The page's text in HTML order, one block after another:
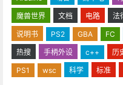
魔兽世界
文档 电路 法
说明书
PS2 GBA FC
热搜
手柄外设 c++ 历
PS1
wsc 科学 标准